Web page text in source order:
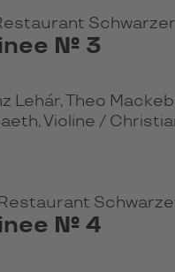
№ 3
Theo
Violine /
Restaurant
№ 4